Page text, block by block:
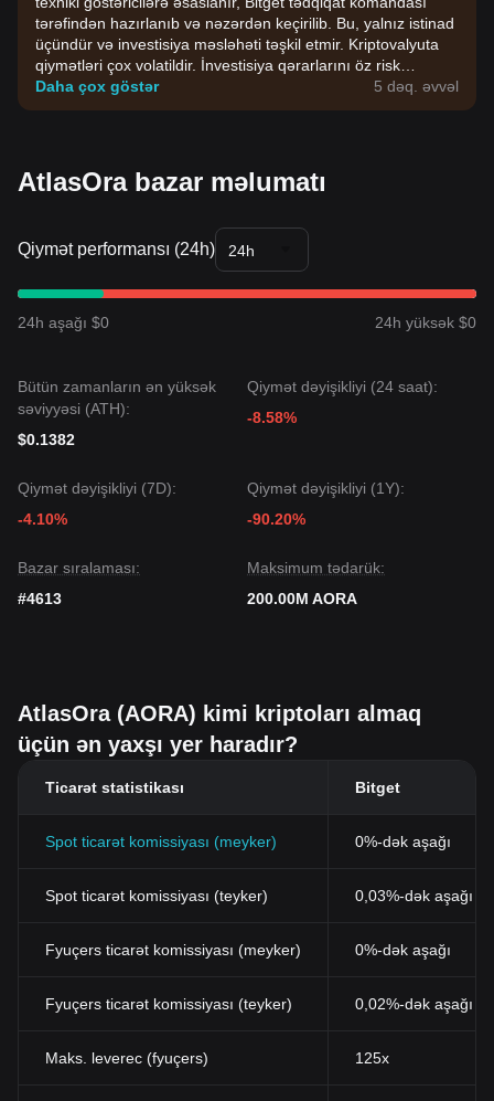
tərəfindən hazırlanıb və nəzərdən keçirilib. Bu, yalnız istinad
üçündür və investisiya məsləhəti təşkil etmir. Kriptovalyuta
qiymətləri çox volatildir. İnvestisiya qərarlarını öz risk
dözümlülüyünüzə əsasən verin.
Daha çox göstər 5 dəq. əvvəl
AtlasOra bazar məlumatı
Qiymət performansı (24h) 24h
24h aşağı $0 24h yüksək $0
Bütün zamanların ən yüksək
səviyyəsi (ATH):
$0.1382
Qiymət dəyişikliyi (24 saat):
-8.58%
Qiymət dəyişikliyi (7D):
-4.10%
Qiymət dəyişikliyi (1Y):
-90.20%
Bazar sıralaması:
#4613
Maksimum tədarük:
200.00M AORA
AtlasOra (AORA) kimi kriptoları almaq
üçün ən yaxşı yer haradır?
Ticarət statistikası Bitget
Spot ticarət komissiyası (meyker) 0%-dək aşağı
Spot ticarət komissiyası (teyker) 0,03%-dək aşağı
Fyuçers ticarət komissiyası (meyker) 0%-dək aşağı
Fyuçers ticarət komissiyası (teyker) 0,02%-dək aşağı
Maks. leverec (fyuçers) 125x